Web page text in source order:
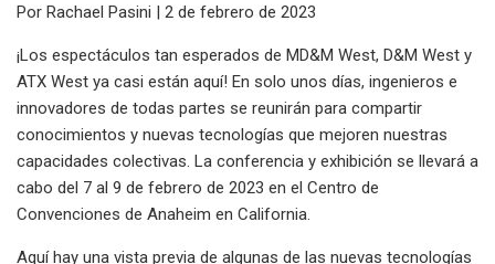
Por Rachael Pasini | 2 de febrero de 2023
¡Los espectáculos tan esperados de MD&M West, D&M West y
ATX West ya casi están aquí! En solo unos días, ingenieros e
innovadores de todas partes se reunirán para compartir
conocimientos y nuevas tecnologías que mejoren nuestras
capacidades colectivas. La conferencia y exhibición se llevará a
cabo del 7 al 9 de febrero de 2023 en el Centro de
Convenciones de Anaheim en California.
Aquí hay una vista previa de algunas de las nuevas tecnologías